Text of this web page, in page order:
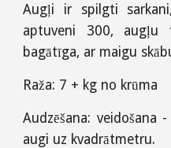
Augļi ir spilgti
aptuveni 300, augļu
bagātīga, ar maigu
Raža: 7 + kg no krūma
Audzēšana: veidošana
augi uz kvadrātmetru.